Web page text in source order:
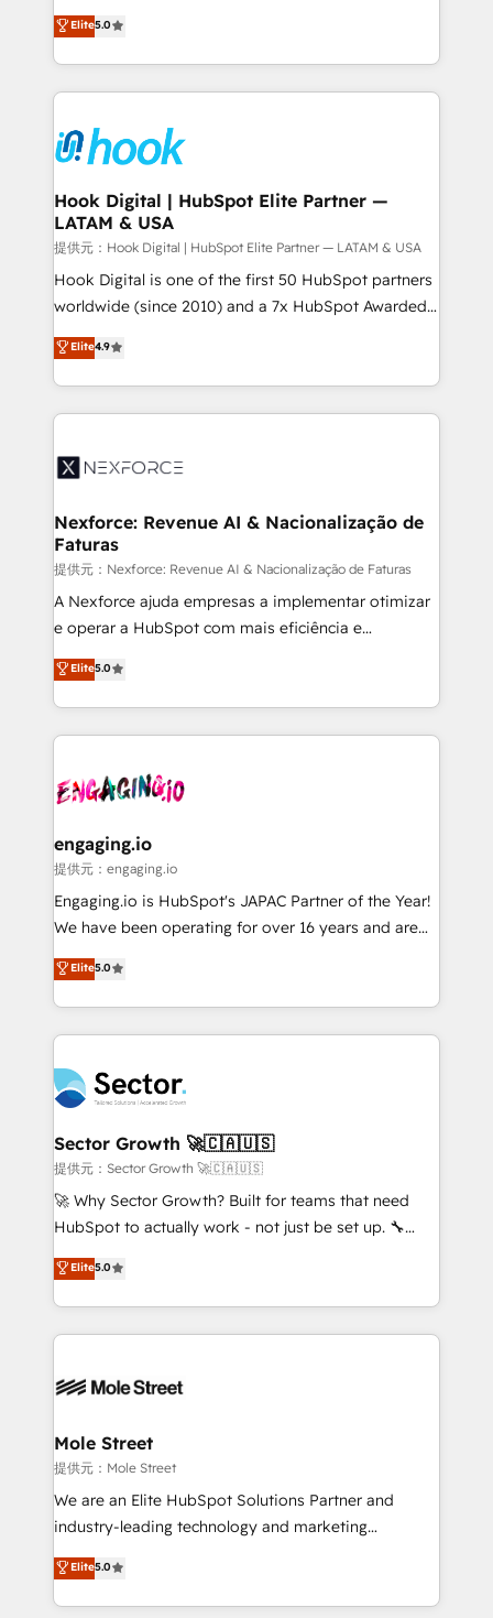
HubSpot partners 🔄 Top 5% globally in client
retention 📅 8+ years of consistent results since 2017
move beyond spreadsheets into unified systems
that drive real business results.
achieve real growth. We specialize in delivering
tailored solutions that drive results by leveraging
HubSpot’s platform and data to fuel success.
Technical Solutions: - HubSpot Technical Consulting -
Onboarding - Data Migration & Integrations -
Technical Audit & Optimization Strategic Solutions: -
Revenue Operations - Inbound Marketing -
Outbound Marketing - HubSpot CMS Website
Design & Development We empower our clients to
reach their full potential by providing transparent,
relationship-driven support. With over 300 HubSpot
technical know-how and strategic guidance you
need to succeed.
Elite5.0
Hook Digital | HubSpot Elite Partner —
LATAM & USA
提供元：Hook Digital | HubSpot Elite Partner — LATAM & USA
Hook Digital is one of the first 50 HubSpot partners
worldwide (since 2010) and a 7x HubSpot Awarded
Elite Partner. With 500+ projects across the U.S.,
Brazil, and LATAM, we combine global expertise with
regional experience. Today, we are Brazil’s largest
HubSpot Elite Partner—trusted by companies across
Implementation & Migration Onboarding across all
Station, Freshdesk, Intercom, and more. Custom
objects, automations, and integrations built for
growth. 🚀 AI-Driven GTM Orchestration Unify
HubSpot with LinkedIn, WhatsApp, email, paid
media, and AI voice to drive pipeline. 🤖 AI Custom
prospecting, follow-ups, service triage, and
knowledge retrieval—built in HubSpot. ⚡ Fast-Track
advanced optimization & adoption 📍 São Paulo, BR
• Des Moines, IA • New York, NY
Elite4.9
Nexforce: Revenue AI & Nacionalização de
Faturas
提供元：Nexforce: Revenue AI & Nacionalização de Faturas
A Nexforce ajuda empresas a implementar otimizar
e operar a HubSpot com mais eficiência e
previsibilidade de receita. Combinamos Revenue
Operations (RevOps) e Inteligência Artificial para
estruturar processos integrar sistemas organizar
dados e automatizar operações. O objetivo é
operacional de receita conectando equipes
Também somos distribuidores oficiais da HubSpot
e de mais de 150 softwares globais permitindo
contratar e pagar a HubSpot em reais com nota
fiscal no Brasil e gerar economia de até 50% na
Oferecemos ainda agentes de IA especializados em
HubSpot que automatizam tarefas executam rotinas
empresas em 13 países utilizam a Nexforce. Somos
a maior parceira da HubSpot na América Latina e
líder no ranking global de sucesso do cliente da
HubSpot.
Elite5.0
engaging.io
提供元：engaging.io
Engaging.io is HubSpot's JAPAC Partner of the Year!
We have been operating for over 16 years and are
one of HubSpot's most experienced and technically
capable Agency Partners globally. We specialise in
complex CRM migrations, implementations,
integrations, custom CMS portal development,
businesses. Our teams are based in North America
and APAC. We are HubSpot's top-ranked Advanced
Implementation Certified Partner and we contribute
to their advisory council. We strive to do 'good work
with good people' and have worked with incredible
brands. You can see some of them on our website,
Elite5.0
Sector Growth 🚀🇨🇦🇺🇸
提供元：Sector Growth 🚀🇨🇦🇺🇸
🚀 Why Sector Growth? Built for teams that need
HubSpot to actually work - not just be set up. 🔧
HubSpot Experts: Onboarding, migrations,
automation, and training built for adoption. ⚡ Highly
Technical Execution: ERP, EMR and Custom
Integrations; complex builds delivered in weeks, not
workflows; automation agents; process optimization
Healthcare: HIPAA implementations; secure data
workflows 💼 Financial Services: compliant
workflows; audit-ready reporting ⚖️ Legal: client
intake; pipeline and document workflows 🛒 E-
revenue automation 🏢 Real Estate: deal pipelines;
portfolio and lifecycle management 🏭
Elite5.0
Mole Street
提供元：Mole Street
We are an Elite HubSpot Solutions Partner and
industry-leading technology and marketing
consultancy. Our focus is on enterprise and mid-
market B2B companies globally that want a strategic
approach to execute their goals through creative
Elite5.0